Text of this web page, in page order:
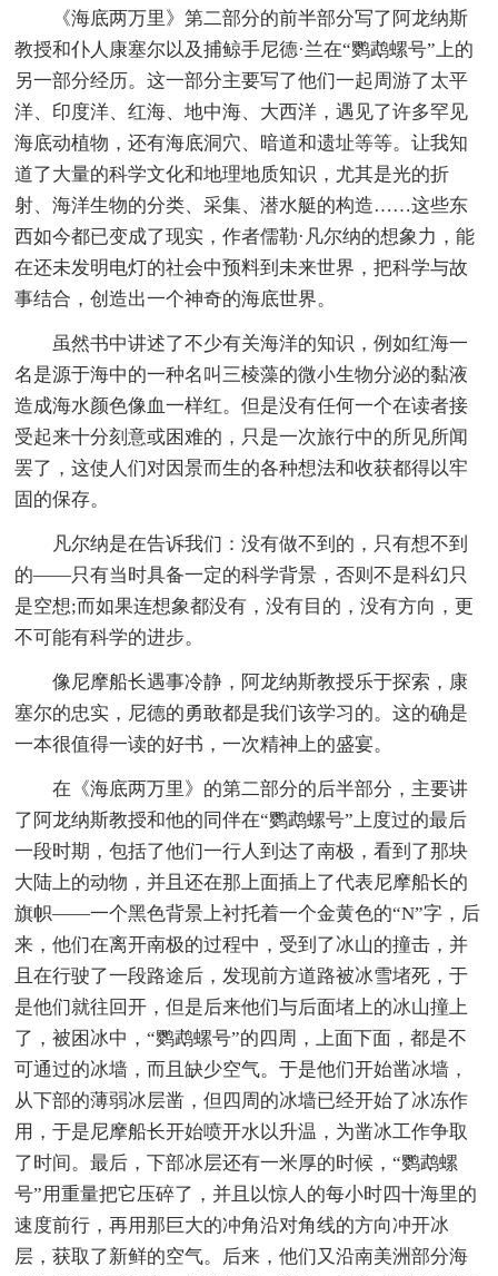
《海底两万里》第二部分的前半部分写了阿龙纳斯
教授和仆人康塞尔以及捕鲸手尼德·兰在“鹦鹉螺号”上的
另一部分经历。这一部分主要写了他们一起周游了太平
洋、印度洋、红海、地中海、大西洋，遇见了许多罕见
海底动植物，还有海底洞穴、暗道和遗址等等。让我知
道了大量的科学文化和地理地质知识，尤其是光的折
射、海洋生物的分类、采集、潜水艇的构造……这些东
西如今都已变成了现实，作者儒勒·凡尔纳的想象力，能
在还未发明电灯的社会中预料到未来世界，把科学与故
事结合，创造出一个神奇的海底世界。
虽然书中讲述了不少有关海洋的知识，例如红海一
名是源于海中的一种名叫三棱藻的微小生物分泌的黏液
造成海水颜色像血一样红。但是没有任何一个在读者接
受起来十分刻意或困难的，只是一次旅行中的所见所闻
罢了，这使人们对因景而生的各种想法和收获都得以牢
固的保存。
凡尔纳是在告诉我们：没有做不到的，只有想不到
的——只有当时具备一定的科学背景，否则不是科幻只
是空想;而如果连想象都没有，没有目的，没有方向，更
不可能有科学的进步。
像尼摩船长遇事冷静，阿龙纳斯教授乐于探索，康
塞尔的忠实，尼德的勇敢都是我们该学习的。这的确是
一本很值得一读的好书，一次精神上的盛宴。
在《海底两万里》的第二部分的后半部分，主要讲
了阿龙纳斯教授和他的同伴在“鹦鹉螺号”上度过的最后
一段时期，包括了他们一行人到达了南极，看到了那块
大陆上的动物，并且还在那上面插上了代表尼摩船长的
旗帜——一个黑色背景上衬托着一个金黄色的“N”字，后
来，他们在离开南极的过程中，受到了冰山的撞击，并
且在行驶了一段路途后，发现前方道路被冰雪堵死，于
是他们就往回开，但是后来他们与后面堵上的冰山撞上
了，被困冰中，“鹦鹉螺号”的四周，上面下面，都是不
可通过的冰墙，而且缺少空气。于是他们开始凿冰墙，
从下部的薄弱冰层凿，但四周的冰墙已经开始了冰冻作
用，于是尼摩船长开始喷开水以升温，为凿冰工作争取
了时间。最后，下部冰层还有一米厚的时候，“鹦鹉螺
号”用重量把它压碎了，并且以惊人的每小时四十海里的
速度前行，再用那巨大的冲角沿对角线的方向冲开冰
层，获取了新鲜的空气。后来，他们又沿南美洲部分海